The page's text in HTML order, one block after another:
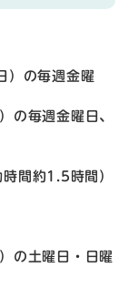
の毎週金曜
毎週金曜日、
間約1.5時間）
の土曜日・日曜